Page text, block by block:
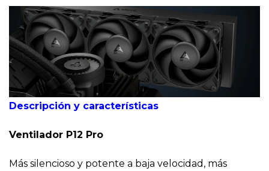
Descripción y características
Ventilador P12 Pro
Más silencioso y potente a baja velocidad, más